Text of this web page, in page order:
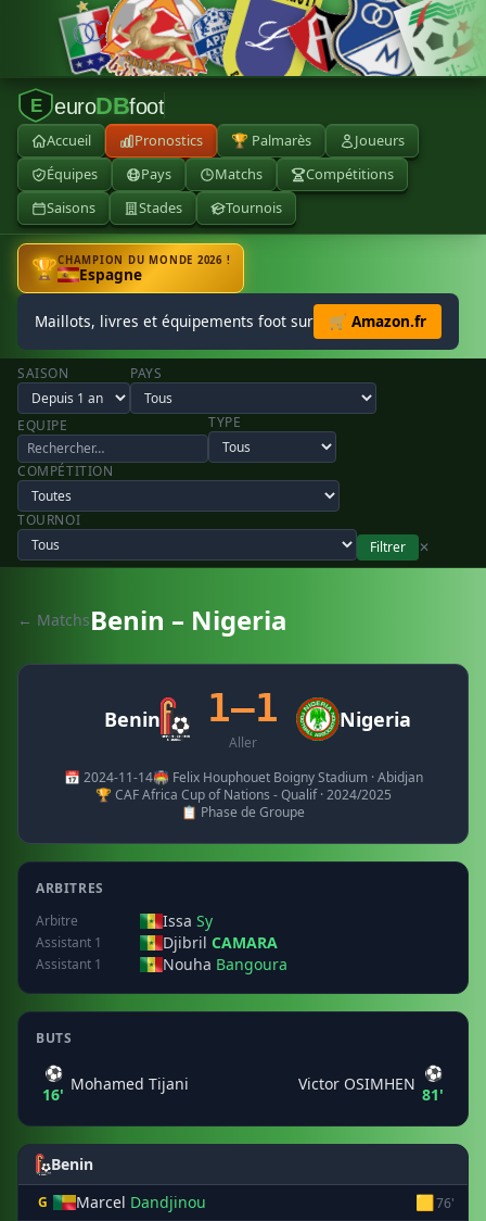
E euroDBfoot
Accueil Pronostics 🏆 Palmarès
Joueurs
Équipes
Pays Matchs
Compétitions
Saisons
Stades Tournois
🏆CHAMPION DU MONDE 2026 !
Espagne
Maillots, livres et équipements foot sur 🛒 Amazon.fr
SAISON PAYS
EQUIPE TYPE
COMPÉTITION
TOURNOI
Filtrer
✕
← MatchsBenin – Nigeria
Benin 1–1
Aller
Nigeria
📅 2024-11-14🏟️ Felix Houphouet Boigny Stadium · Abidjan
🏆 CAF Africa Cup of Nations - Qualif · 2024/2025
📋 Phase de Groupe
ARBITRES
Arbitre
Issa Sy
Assistant 1 Djibril CAMARA
Assistant 1 Nouha Bangoura
BUTS
⚽
16'
Mohamed Tijani Victor OSIMHEN
⚽
81'
Benin
G Marcel Dandjinou 🟨76'